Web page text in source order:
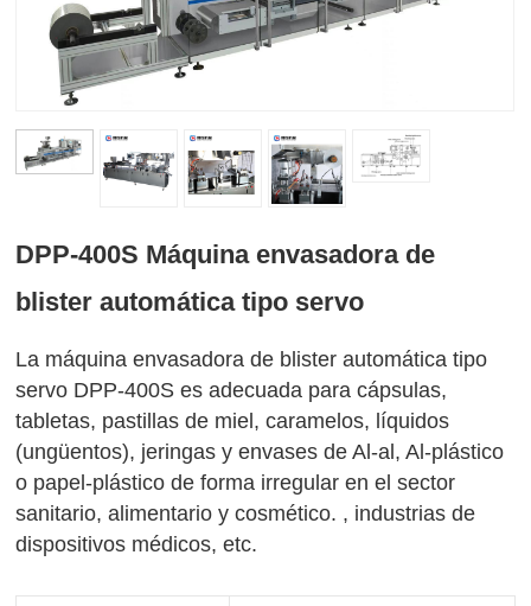
DPP-400S Máquina envasadora de
blister automática tipo servo
La máquina envasadora de blister automática tipo
servo DPP-400S es adecuada para cápsulas,
tabletas, pastillas de miel, caramelos, líquidos
(ungüentos), jeringas y envases de Al-al, Al-plástico
o papel-plástico de forma irregular en el sector
sanitario, alimentario y cosmético. , industrias de
dispositivos médicos, etc.